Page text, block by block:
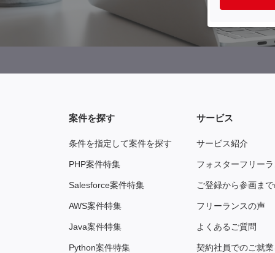
案件を探す
条件を指定して案件を探す
PHP案件特集
Salesforce案件特集
AWS案件特集
Java案件特集
Python案件特集
サービス
サービス紹介
フォスターフリー
ご登録から参画ま
フリーランスの声
よくあるご質問
契約社員でのご就